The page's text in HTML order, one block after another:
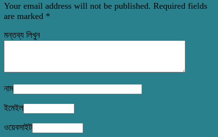
Your email address will not be published. Required fields
are marked *
মন্তব্য লিখুন
নাম
ইমেইল
ওয়েবসাইট